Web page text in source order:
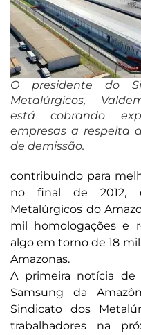
O presidente do
Metalúrgicos,
está cobrando
empresas a respeita
de demissão.
contribuindo para
no final de 2012,
Metalúrgicos do
mil homologações e
algo em torno de 18
Amazonas.
A primeira notícia de
Samsung da
Sindicato dos
trabalhadores na